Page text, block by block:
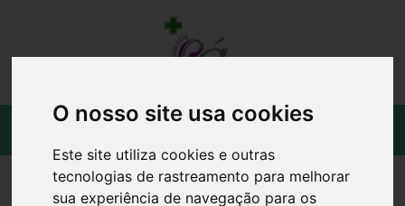
O nosso site usa cookies
Este site utiliza cookies e outras
tecnologias de rastreamento para melhorar
sua experiência de navegação para os